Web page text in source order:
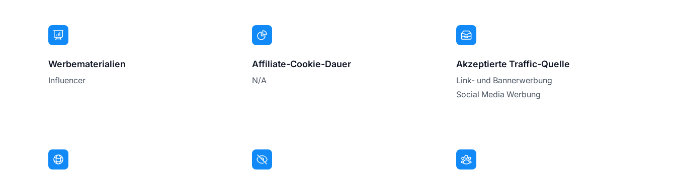
Werbematerialien
Influencer
Affiliate-Cookie-Dauer
N/A
Akzeptierte Traffic-Quelle
Link- und Bannerwerbung
Social Media Werbung